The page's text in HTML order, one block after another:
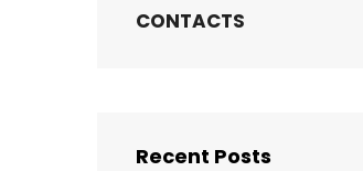
CONTACTS
Recent Posts